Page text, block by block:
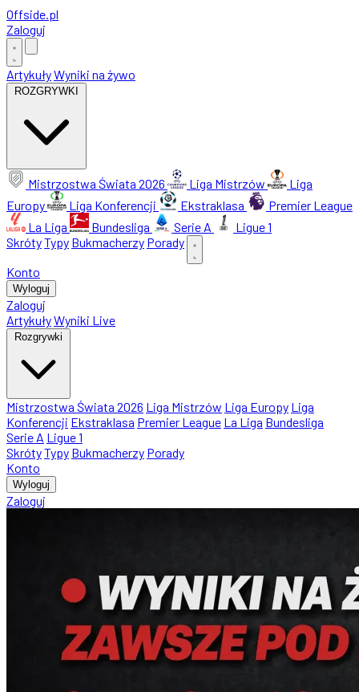
Offside.pl
Zaloguj
ArtykułyWyniki na żywo
ROZGRYWKI
Mistrzostwa Świata 2026 Liga Mistrzów
Liga
Europy
Liga Konferencji Ekstraklasa
Premier League
La Liga
Bundesliga Serie A
Ligue 1
SkrótyTypy Bukmacherzy Porady
Konto
Wyloguj
Zaloguj
ArtykułyWyniki Live
Rozgrywki
Mistrzostwa Świata 2026 Liga Mistrzów Liga Europy Liga
Konferencji Ekstraklasa Premier League La Liga Bundesliga
Serie A Ligue 1
SkrótyTypy Bukmacherzy Porady
Konto
Wyloguj
Zaloguj